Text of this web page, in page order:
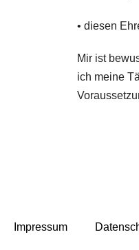
• diesen
Mir ist
ich meine
Impressum